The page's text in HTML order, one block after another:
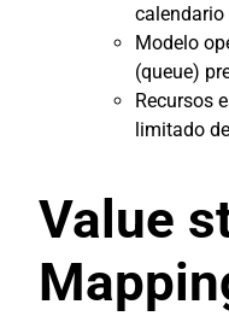
Modelo
(queue)
Recursos
limitado
Value